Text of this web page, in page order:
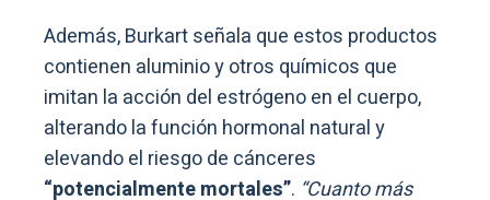
Además, Burkart señala que estos productos
contienen aluminio y otros químicos que
imitan la acción del estrógeno en el cuerpo,
alterando la función hormonal natural y
elevando el riesgo de cánceres
“potencialmente mortales”. “Cuanto más